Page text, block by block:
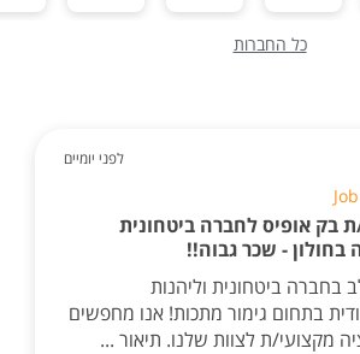
כל החברות
לפני יומיים
בק אופיס לחברה ביטחונית
בחולון - שכר גבוה!!
בחברה ביטחונית וליהנות
בתחום גימור מתכות! אנו מחפשים
מקצועי/ת לצוות שלנו. תיאור ...